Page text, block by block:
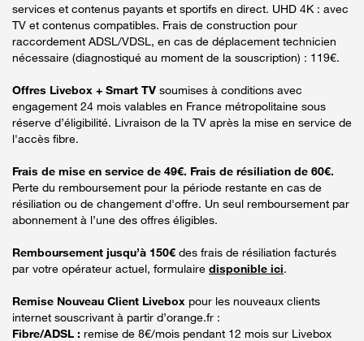
services et contenus payants et sportifs en direct. UHD 4K : avec
TV et contenus compatibles. Frais de construction pour
raccordement ADSL/VDSL, en cas de déplacement technicien
nécessaire (diagnostiqué au moment de la souscription) : 119€.
Offres Livebox + Smart TV soumises à conditions avec
engagement 24 mois valables en France métropolitaine sous
réserve d’éligibilité. Livraison de la TV après la mise en service de
l'accès fibre.
Frais de mise en service de 49€. Frais de résiliation de 60€.
Perte du remboursement pour la période restante en cas de
résiliation ou de changement d'offre. Un seul remboursement par
abonnement à l’une des offres éligibles.
Remboursement jusqu’à 150€ des frais de résiliation facturés
par votre opérateur actuel, formulaire disponible ici.
Remise Nouveau Client Livebox pour les nouveaux clients
internet souscrivant à partir d’orange.fr :
Fibre/ADSL : remise de 8€/mois pendant 12 mois sur Livebox